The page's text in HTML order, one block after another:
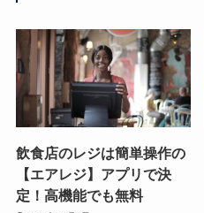
飲食店のレジは簡単操作の
【エアレジ】アプリで決
定！高機能でも無料